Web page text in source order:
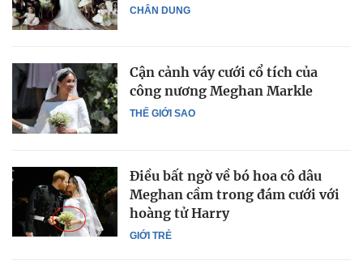
CHÂN DUNG
THẾ GIỚI SAO
Cận cảnh váy cưới cổ tích của
công nương Meghan Markle
GIỚI TRẺ
Điều bất ngờ về bó hoa cô dâu
Meghan cầm trong đám cưới với
hoàng tử Harry